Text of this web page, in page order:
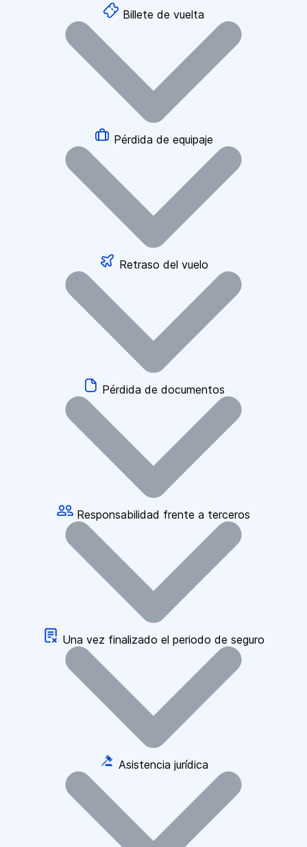
Billete de vuelta
Pérdida de equipaje
Retraso del vuelo
Pérdida de documentos
Responsabilidad frente a terceros
Una vez finalizado el periodo de seguro
Asistencia jurídica